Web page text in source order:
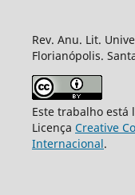
Rev. Anu. Lit.
Florianópolis.
Este trabalho está
Licença Creative
Internacional.